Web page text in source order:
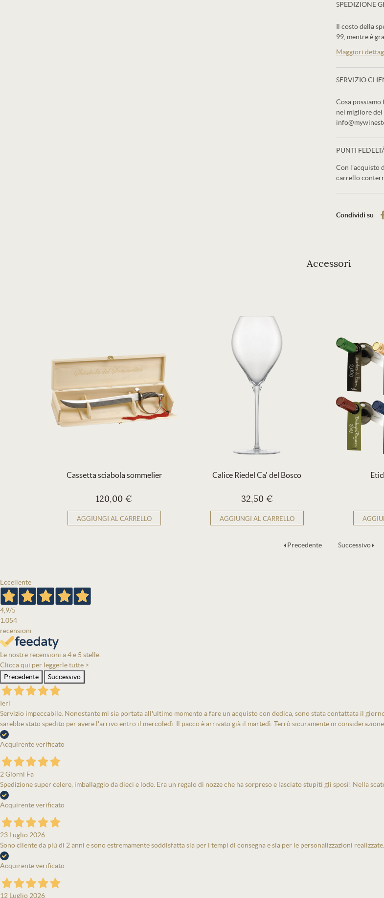
SPEDIZIONE
Il costo della
99, mentre è
Maggiori
SERVIZIO
Cosa
nel migliore
PUNTI
Con l'acquisto
carrello
Condividi su
Accessori
Cassetta sciabola sommelier
120,00 €
AGGIUNGI AL CARRELLO
Calice Riedel Ca' del Bosco
32,50 €
AGGIUNGI AL CARRELLO
Precedente Successivo
Eccellente
4,9/5
1.054
recensioni
Le nostre recensioni a 4 e 5 stelle.
Clicca qui per leggerle tutte >
Precedente
Successivo
Ieri
Servizio impeccabile. Nonostante mi sia portata all'ultimo momento a fare un acquisto con dedica, sono stata contattata il
sarebbe stato spedito per avere l'arrivo entro il mercoledì. Il pacco è arrivato già il martedì. Terrò sicuramente in
Acquirente verificato
2 Giorni Fa
Spedizione super celere, imballaggio da dieci e lode. Era un regalo di nozze che ha sorpreso e lasciato stupiti gli sposi! Nella
Acquirente verificato
23 Luglio 2026
Sono cliente da più di 2 anni e sono estremamente soddisfatta sia per i tempi di consegna e sia per le personalizzazioni realizzate.
Acquirente verificato
12 Luglio 2026